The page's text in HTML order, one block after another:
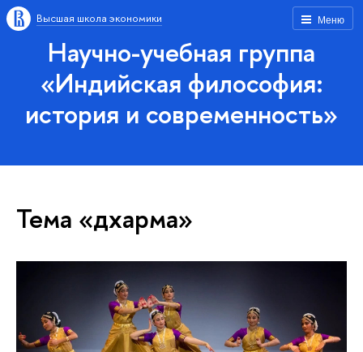
Меню
Высшая школа экономики
Научно-учебная группа
«Индийская философия:
история и современность»
Тема «дхарма»